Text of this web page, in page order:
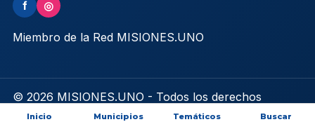
f ◎
Miembro de la Red MISIONES.UNO
© 2026 MISIONES.UNO - Todos los derechos
reservados
Inicio Municipios Temáticos Buscar